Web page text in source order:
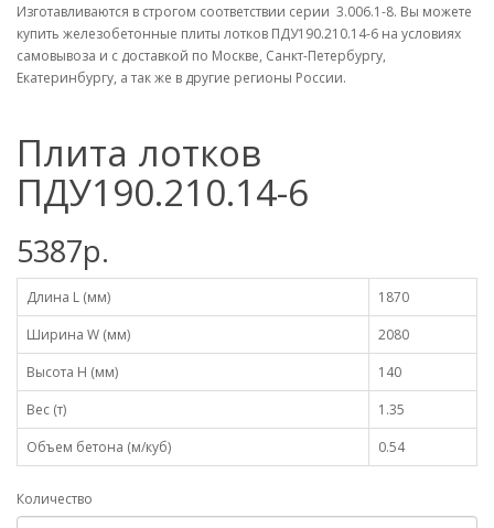
Изготавливаются в строгом соответствии серии 3.006.1-8. Вы можете
купить железобетонные плиты лотков ПДУ190.210.14-6 на условиях
самовывоза и с доставкой по Москве, Санкт-Петербургу,
Екатеринбургу, а так же в другие регионы России.
Плита лотков
ПДУ190.210.14-6
5387р.
Длина L (мм)
1870
Ширина W (мм)
2080
Высота H (мм)
140
Вес (т)
1.35
Объем бетона (м/куб)
0.54
Количество